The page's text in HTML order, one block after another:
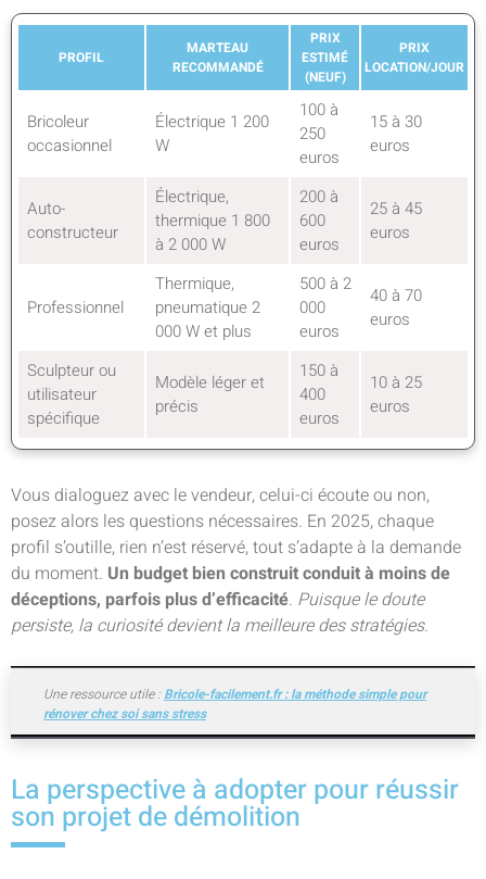
PROFIL
MARTEAU
RECOMMANDÉ
PRIX
ESTIMÉ
(NEUF)
PRIX
LOCATION/JOUR
Bricoleur
occasionnel
Électrique 1 200
W
100 à
250
euros
15 à 30
euros
Auto-
constructeur
Électrique,
thermique 1 800
à 2 000 W
200 à
600
euros
25 à 45
euros
Professionnel
Thermique,
pneumatique 2
000 W et plus
500 à 2
000
euros
40 à 70
euros
Sculpteur ou
utilisateur
spécifique
Modèle léger et
précis
150 à
400
euros
10 à 25
euros
Vous dialoguez avec le vendeur, celui-ci écoute ou non,
posez alors les questions nécessaires. En 2025, chaque
profil s’outille, rien n’est réservé, tout s’adapte à la demande
du moment. Un budget bien construit conduit à moins de
déceptions, parfois plus d’efficacité. Puisque le doute
persiste, la curiosité devient la meilleure des stratégies.
Une ressource utile : Bricole-facilement.fr : la méthode simple pour
rénover chez soi sans stress
La perspective à adopter pour réussir
son projet de démolition